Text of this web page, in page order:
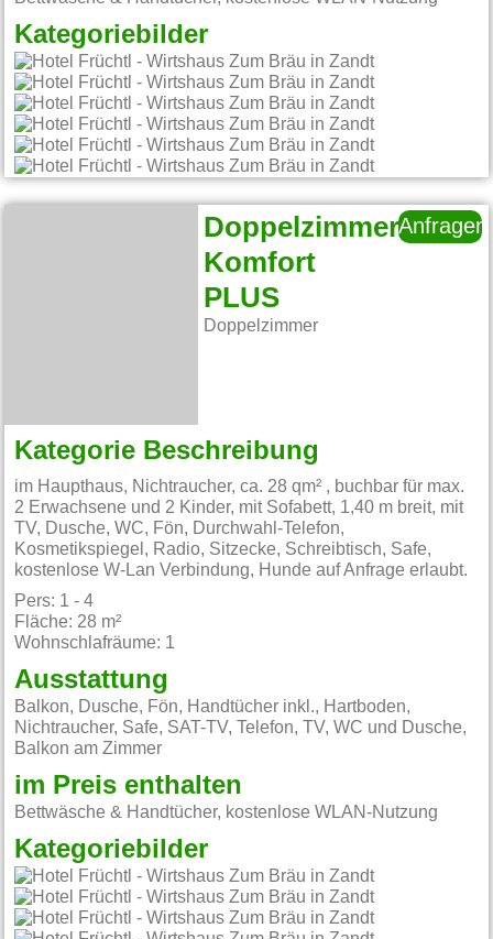
Kategoriebilder
Doppelzimmer
Komfort
PLUS
Doppelzimmer
Anfragen
Kategorie Beschreibung
im Haupthaus, Nichtraucher, ca. 28 qm² , buchbar für max.
2 Erwachsene und 2 Kinder, mit Sofabett, 1,40 m breit, mit
TV, Dusche, WC, Fön, Durchwahl-Telefon,
Kosmetikspiegel, Radio, Sitzecke, Schreibtisch, Safe,
kostenlose W-Lan Verbindung, Hunde auf Anfrage erlaubt.
Pers: 1 - 4
Fläche: 28 m²
Wohnschlafräume: 1
Ausstattung
Balkon, Dusche, Fön, Handtücher inkl., Hartboden,
Nichtraucher, Safe, SAT-TV, Telefon, TV, WC und Dusche,
Balkon am Zimmer
im Preis enthalten
Bettwäsche & Handtücher, kostenlose WLAN-Nutzung
Kategoriebilder